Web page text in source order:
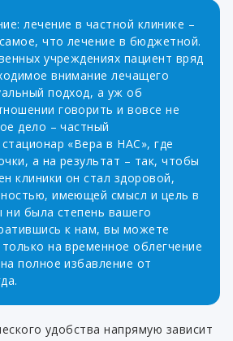
лечение в частной клинике –
что лечение в бюджетной.
учреждениях пациент вряд
внимание лечащего
подход, а уж об
говорить и вовсе не
дело – частный
«Вера в НАС», где
а на результат – так, чтобы
клиники он стал здоровой,
имеющей смысл и цель в
была степень вашего
к нам, вы можете
на временное облегчение
полное избавление от
удобства напрямую зависит